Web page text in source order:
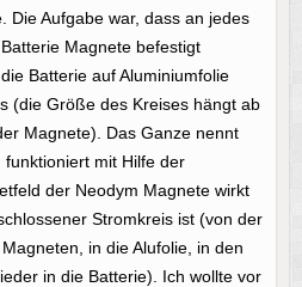
Die Aufgabe war, dass an jedes
Magnete befestigt
Batterie auf Aluminiumfolie
(die Größe des Kreises hängt ab
Magnete). Das Ganze nennt
mit Hilfe der
der Neodym Magnete wirkt
Stromkreis ist (von der
in die Alufolie, in den
in die Batterie). Ich wollte vor